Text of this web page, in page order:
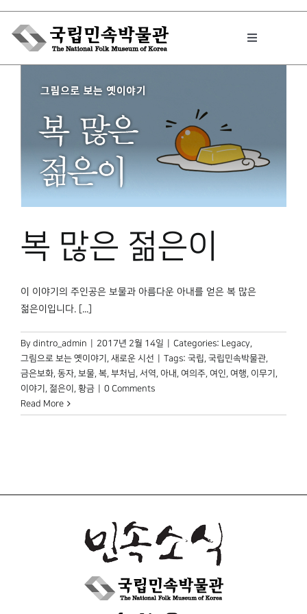
Skip
content
Toggle
박물관에서는
민속이야기
원문보기 PDF
박물관 홈페이지
복 많은 젊은이
이 이야기의 주인공은 보물과 아름다운 아내를 얻은 복 많은
젊은이입니다. [...]
By dintro_admin 2017년 2월 14일 Categories: Legacy,
그림으로 보는 옛이야기 , 새로운 시선 Tags: 국립, 국립민속박물관,
금은보화, 동자, 보물, 복, 부처님, 서역, 아내 , 여의주, 여인, 여행, 이무기 ,
이야기 , 젊은이 , 황금
0 Comments
Read More